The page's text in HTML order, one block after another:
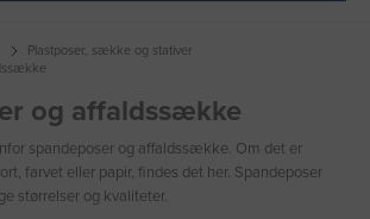
Plastposer, sække og stativer
og affaldssække
spandeposer og affaldssække. Om det er
farvet eller papir, findes det her. Spandeposer
størrelser og kvaliteter.